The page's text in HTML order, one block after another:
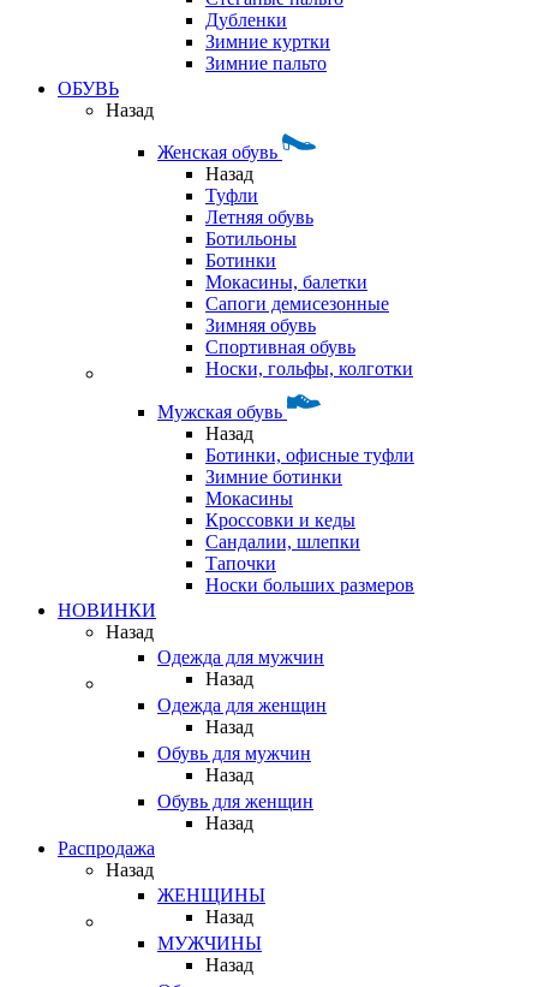
Дубленки
Зимние куртки
Зимние пальто
ОБУВЬ
Назад
Женская обувь
Назад
Туфли
Летняя обувь
Ботильоны
Ботинки
Мокасины, балетки
Сапоги демисезонные
Зимняя обувь
Спортивная обувь
Носки, гольфы, колготки
Мужская обувь
Назад
Ботинки, офисные туфли
Зимние ботинки
Мокасины
Кроссовки и кеды
Сандалии, шлепки
Тапочки
Носки больших размеров
НОВИНКИ
Назад
Одежда для мужчин
Назад
Одежда для женщин
Назад
Обувь для мужчин
Назад
Обувь для женщин
Назад
Распродажа
Назад
ЖЕНЩИНЫ
Назад
МУЖЧИНЫ
Назад